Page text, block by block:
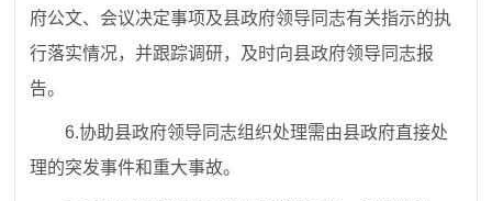
府公文、会议决定事项及县政府领导同志有关指示的执
行落实情况，并跟踪调研，及时向县政府领导同志报
告。
6.协助县政府领导同志组织处理需由县政府直接处
理的突发事件和重大事故。